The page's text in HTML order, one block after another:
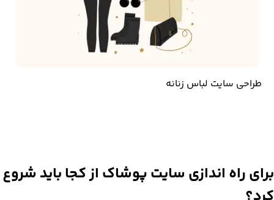
طراحی سایت لباس زنانه
برایراه اندازی سایت پوشاک از کجا باید شروع